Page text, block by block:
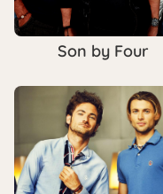
Son by Four